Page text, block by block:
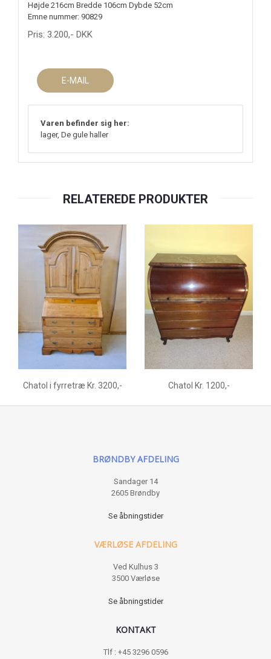
Højde 216cm Bredde 106cm Dybde 52cm
Emne nummer: 90829
Pris: 3.200,- DKK
E-MAIL
Varen befinder sig her:
lager, De gule haller
RELATEREDE PRODUKTER
Chatol i fyrretræ Kr. 3200,- Chatol Kr. 1200,-
BRØNDBY AFDELING
Sandager 14
2605 Brøndby
Se åbningstider
VÆRLØSE AFDELING
Ved Kulhus 3
3500 Værløse
Se åbningstider
KONTAKT
Tlf : +45 3296 0596